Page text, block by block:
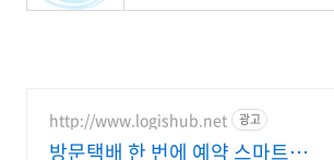
http://www.logishub.net 광고
방문택배 한 번에 예약 스마트스